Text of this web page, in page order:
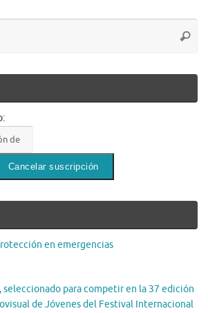
en emergencias
seleccionado para competir en la 37 edición
de Jóvenes del Festival Internacional